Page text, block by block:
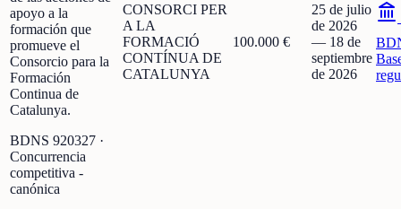
apoyo a la
formación que
promueve el
Consorcio para la
Formación
Continua de
Catalunya.
BDNS 920327 ·
Concurrencia
competitiva -
canónica
CONSORCI PER
A LA
FORMACIÓ
CONTÍNUA DE
CATALUNYA
100.000 €
25 de julio
de 2026
— 18 de
septiembre
de 2026